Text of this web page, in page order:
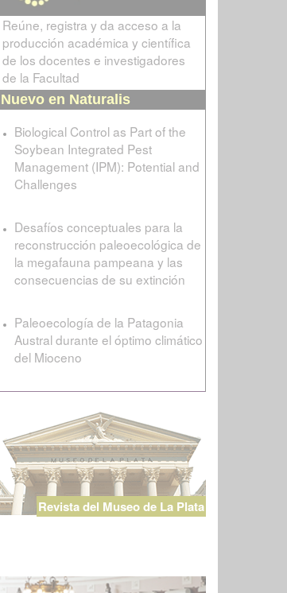
Reúne, registra y da acceso a la
producción académica y científica
de los docentes e investigadores
de la Facultad
Nuevo en Naturalis
Biological Control as Part of the
Soybean Integrated Pest
Management (IPM): Potential and
Challenges
Desafíos conceptuales para la
reconstrucción paleoecológica de
la megafauna pampeana y las
consecuencias de su extinción
Paleoecología de la Patagonia
Austral durante el óptimo climático
del Mioceno
Revista del Museo de La Plata